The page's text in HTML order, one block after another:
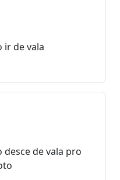
ir de vala
de vala pro